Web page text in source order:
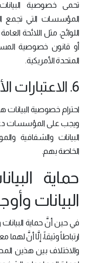
تحمى خصوصية
المؤسسات التي تجمع
المتحدة الأمريكية.
6. الاعتبارات الأخلاقية
احترام خصوصية البيانات
ويجب على المؤسسات
البيانات والشفافية
الخاصة بهم.
حماية
البيانات
في حين أنَّ حماية
ارتباطاً وثيقاً، إلَّا أنَّ
والاختلاف بين هذين